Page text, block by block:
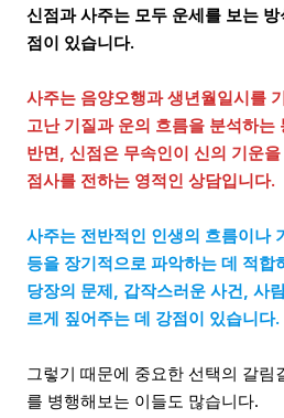
신점과 사주는 모두 운세를 보는
점이 있습니다.
사주는 음양오행과 생년월일시를
고난 기질과 운의 흐름을 분석하는
반면, 신점은 무속인이 신의 기운
점사를 전하는 영적인 상담입니다.
사주는 전반적인 인생의 흐름이나
등을 장기적으로 파악하는 데 적합
당장의 문제, 갑작스러운 사건, 사
르게 짚어주는 데 강점이 있습니다.
그렇기 때문에 중요한 선택의 갈림
를 병행해보는 이들도 많습니다.